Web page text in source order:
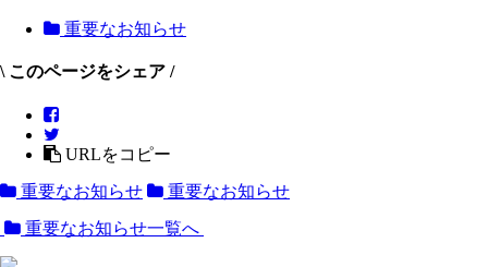
重要なお知らせ
\ このページをシェア /
URLをコピー
重要なお知らせ
重要なお知らせ
重要なお知らせ一覧へ